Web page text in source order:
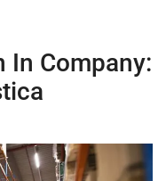
In Company: